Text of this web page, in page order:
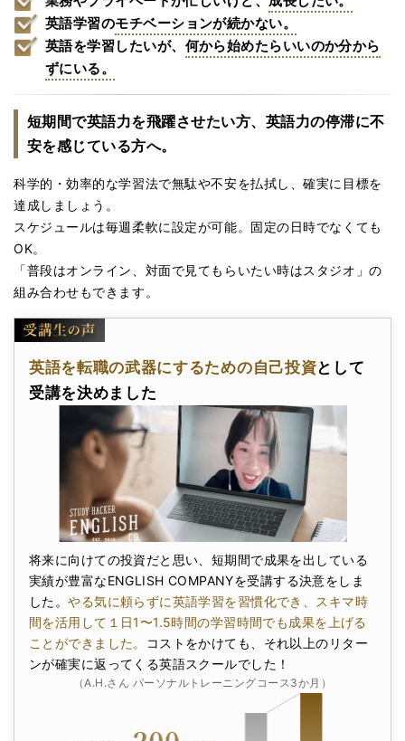
英語学習のモチベーションが続かない。
英語を学習したいが、 何から始めたらいいのか分から
ずにいる。
短期間で英語力を飛躍させたい方、英語力の停滞に不
安を感じている方へ。
科学的・効率的な学習法で無駄や不安を払拭し、確実に目標を
達成しましょう。
スケジュールは毎週柔軟に設定が可能。固定の日時でなくても
OK。
「普段はオンライン、対面で見てもらいたい時はスタジオ」の
組み合わせもできます。
英語を転職の武器にするための自己投資として
受講を決めました
将来に向けての投資だと思い、短期間で成果を出している
実績が豊富なENGLISH COMPANYを受講する決意をしま
した。やる気に頼らずに英語学習を習慣化でき、スキマ時
間を活用して１日1〜1.5時間の学習時間でも成果を上げる
ことができました。
コストをかけても、それ以上のリター
ンが確実に返ってくる英語スクールでした！
（A.H.さん パーソナルトレーニングコース3か月）